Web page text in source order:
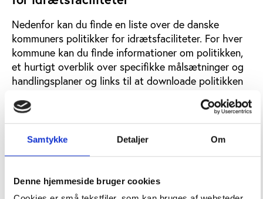
Samtykke Detaljer Om
Denne hjemmeside bruger cookies
Nedenfor kan du finde en liste over de danske
kommuners politikker for idrætsfaciliteter. For hver
kommune kan du finde informationer om politikken,
et hurtigt overblik over specifikke målsætninger og
handlingsplaner og links til at downloade politikken
Listen over de forskellige politikker er opdateret i
politikker eller politikker, der mangler, er du meget
velkommen til atkontakte Idrættens Analyseinstitut.